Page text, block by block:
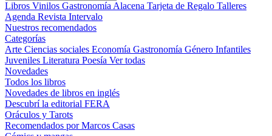
Libros Vinilos Gastronomía Alacena Tarjeta de Regalo Talleres
Agenda Revista Intervalo
Nuestros recomendados
Categorías
Arte Ciencias sociales Economía Gastronomía Género Infantiles
Juveniles Literatura Poesía Ver todas
Novedades
Todos los libros
Novedades de libros en inglés
Descubrí la editorial FERA
Oráculos y Tarots
Recomendados por Marcos Casas